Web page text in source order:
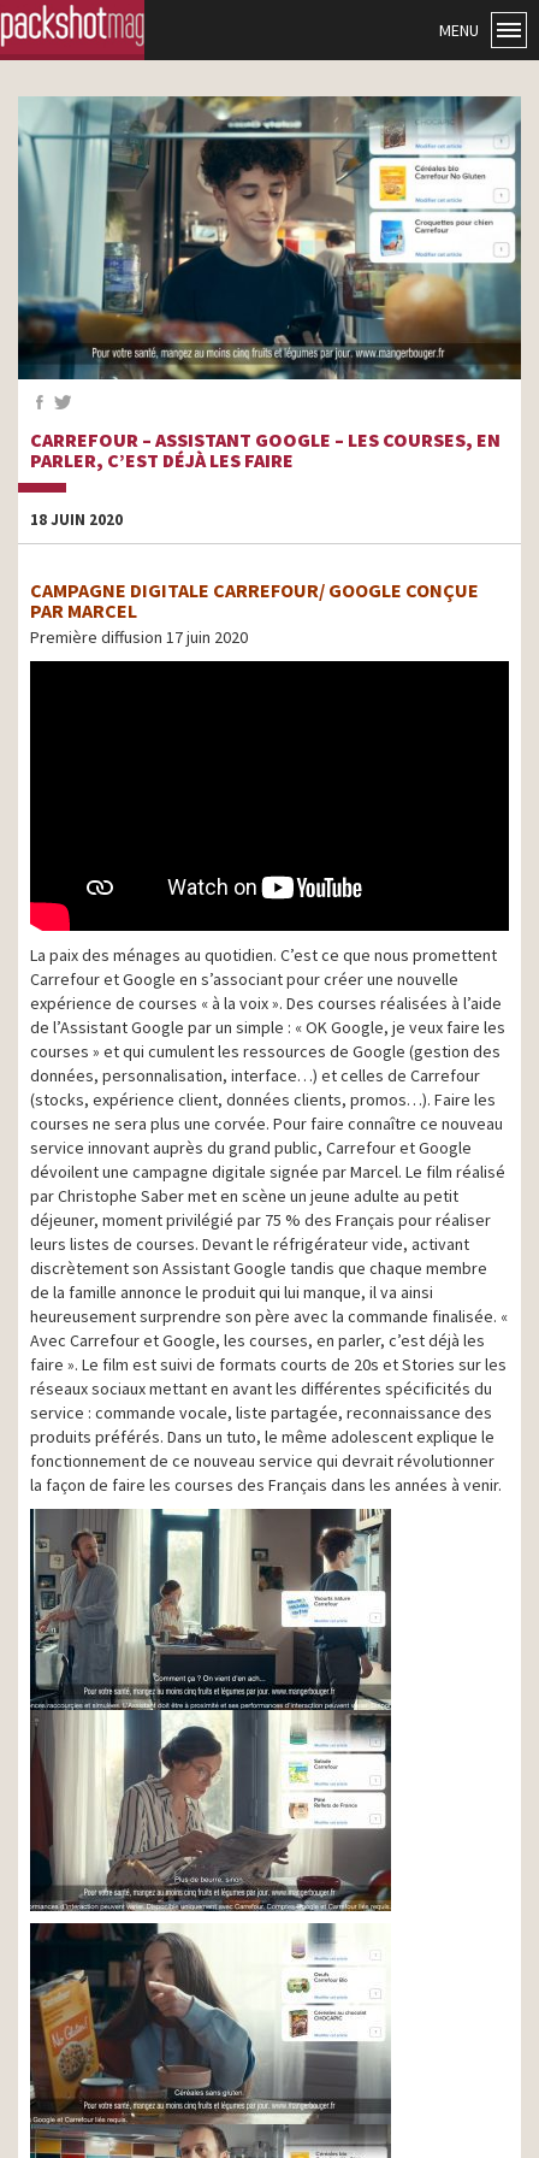
MENU
CARREFOUR – ASSISTANT GOOGLE – LES COURSES, EN
PARLER, C’EST DÉJÀ LES FAIRE
18 JUIN 2020
CAMPAGNE DIGITALE CARREFOUR/ GOOGLE CONÇUE
PAR MARCEL
Première diffusion 17 juin 2020
La paix des ménages au quotidien. C’est ce que nous promettent
Carrefour et Google en s’associant pour créer une nouvelle
expérience de courses « à la voix ». Des courses réalisées à l’aide
de l’Assistant Google par un simple : « OK Google, je veux faire les
courses » et qui cumulent les ressources de Google (gestion des
données, personnalisation, interface…) et celles de Carrefour
(stocks, expérience client, données clients, promos…). Faire les
courses ne sera plus une corvée. Pour faire connaître ce nouveau
service innovant auprès du grand public, Carrefour et Google
dévoilent une campagne digitale signée par Marcel. Le film réalisé
par Christophe Saber met en scène un jeune adulte au petit
déjeuner, moment privilégié par 75 % des Français pour réaliser
leurs listes de courses. Devant le réfrigérateur vide, activant
discrètement son Assistant Google tandis que chaque membre
de la famille annonce le produit qui lui manque, il va ainsi
heureusement surprendre son père avec la commande finalisée. «
Avec Carrefour et Google, les courses, en parler, c’est déjà les
faire ». Le film est suivi de formats courts de 20s et Stories sur les
réseaux sociaux mettant en avant les différentes spécificités du
service : commande vocale, liste partagée, reconnaissance des
produits préférés. Dans un tuto, le même adolescent explique le
fonctionnement de ce nouveau service qui devrait révolutionner
la façon de faire les courses des Français dans les années à venir.